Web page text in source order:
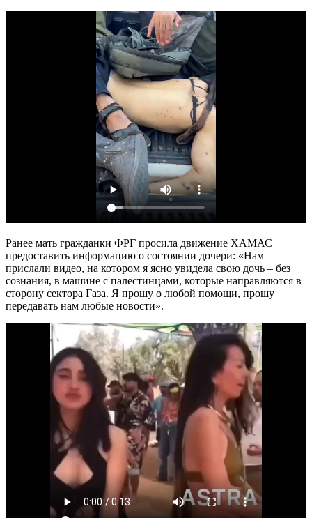
Ранее мать гражданки ФРГ просила движение ХАМАС
предоставить информацию о состоянии дочери: «Нам
прислали видео, на котором я ясно увидела свою дочь – без
сознания, в машине с палестинцами, которые направляются в
сторону сектора Газа. Я прошу о любой помощи, прошу
передавать нам любые новости».